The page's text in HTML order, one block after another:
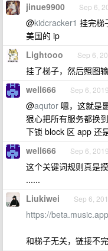
jinue9900 Sep 6,
@kidcracker1 挂完梯
美国的 ip
Lightooo Sep 6,
挂了梯子，然后照图
well666 Sep 6,
@aqutor 嗯，这就是
狠心把所有服务都换
下锁 block 区 app 还
well666 Sep 6,
这个关键词规则真是
......
Liukiwei Sep 6,
https://
和梯子无关，链接不